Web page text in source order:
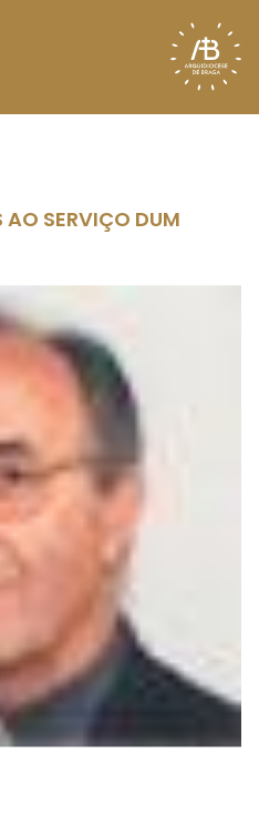
SERVIÇO DUM